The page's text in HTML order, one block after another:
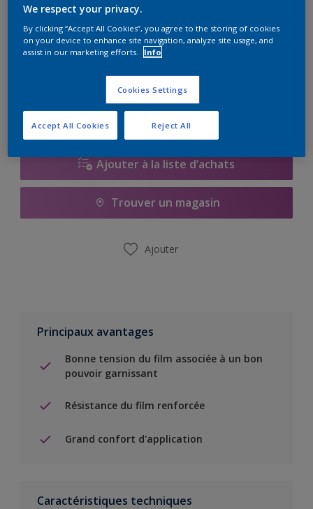
1L
Quantité Calculateur de peinture
Calculer
Ajouter à la liste d’achats
Trouver un magasin
Ajouter
Principaux avantages
Bonne tension du film associée à un bon
pouvoir garnissant
Résistance du film renforcée
Grand confort d'application
Caractéristiques techniques
We respect your privacy.
By clicking “Accept All Cookies”, you agree to the storing of cookies
on your device to enhance site navigation, analyze site usage, and
assist in our marketing efforts.
Info
Cookies Settings
Reject All
Accept All Cookies